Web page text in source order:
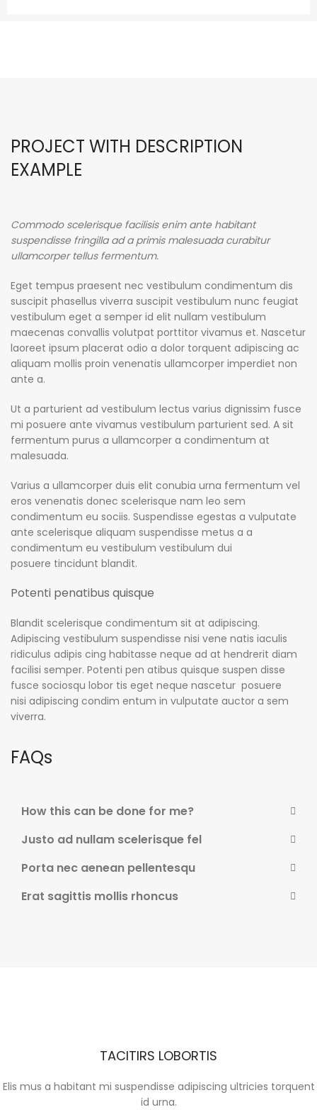
PROJECT WITH DESCRIPTION
EXAMPLE
Commodo scelerisque facilisis enim ante habitant
suspendisse fringilla ad a primis malesuada curabitur
ullamcorper tellus fermentum.
Eget tempus praesent nec vestibulum condimentum dis
suscipit phasellus viverra suscipit vestibulum nunc feugiat
vestibulum eget a semper id elit nullam vestibulum
maecenas convallis volutpat porttitor vivamus et. Nascetur
laoreet ipsum placerat odio a dolor torquent adipiscing ac
aliquam mollis proin venenatis ullamcorper imperdiet non
ante a.
Ut a parturient ad vestibulum lectus varius dignissim fusce
mi posuere ante vivamus vestibulum parturient sed. A sit
fermentum purus a ullamcorper a condimentum at
malesuada.
Varius a ullamcorper duis elit conubia urna fermentum vel
eros venenatis donec scelerisque nam leo sem
condimentum eu sociis. Suspendisse egestas a vulputate
ante scelerisque aliquam suspendisse metus a a
condimentum eu vestibulum vestibulum dui
posuere tincidunt blandit.
Potenti penatibus quisque
Blandit scelerisque condimentum sit at adipiscing.
Adipiscing vestibulum suspendisse nisi vene natis iaculis
ridiculus adipis cing habitasse neque ad at hendrerit diam
facilisi semper. Potenti pen atibus quisque suspen disse
fusce sociosqu lobor tis eget neque nascetur posuere
nisi adipiscing condim entum in vulputate auctor a sem
viverra.
FAQs
How this can be done for me?
Justo ad nullam scelerisque fel
Porta nec aenean pellentesqu
Erat sagittis mollis rhoncus
TACITIRS LOBORTIS
Elis mus a habitant mi suspendisse adipiscing ultricies torquent
id urna.